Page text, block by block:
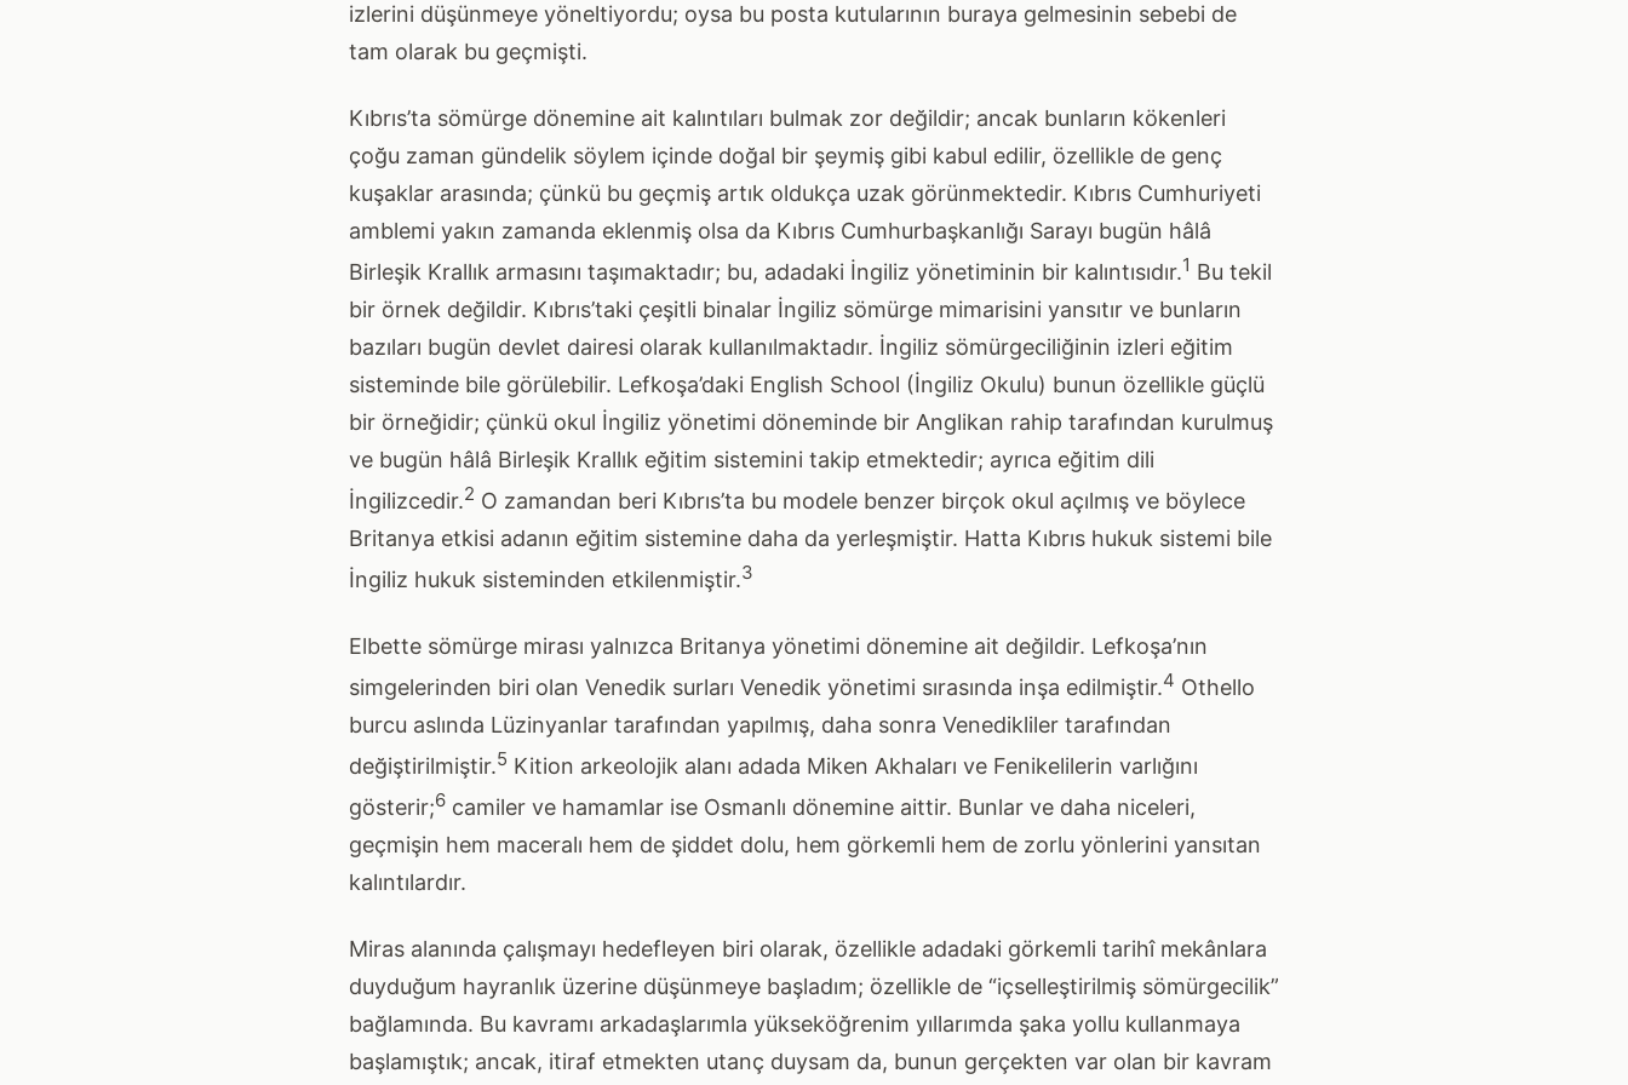
izlerini düşünmeye yöneltiyordu; oysa bu posta kutularının buraya gelmesinin sebebi de
tam olarak bu geçmişti.
Kıbrıs’ta sömürge dönemine ait kalıntıları bulmak zor değildir; ancak bunların kökenleri
çoğu zaman gündelik söylem içinde doğal bir şeymiş gibi kabul edilir, özellikle de genç
kuşaklar arasında; çünkü bu geçmiş artık oldukça uzak görünmektedir. Kıbrıs Cumhuriyeti
amblemi yakın zamanda eklenmiş olsa da Kıbrıs Cumhurbaşkanlığı Sarayı bugün hâlâ
Birleşik Krallık armasını taşımaktadır; bu, adadaki İngiliz yönetiminin bir kalıntısıdır.1 Bu tekil
bir örnek değildir. Kıbrıs’taki çeşitli binalar İngiliz sömürge mimarisini yansıtır ve bunların
bazıları bugün devlet dairesi olarak kullanılmaktadır. İngiliz sömürgeciliğinin izleri eğitim
sisteminde bile görülebilir. Lefkoşa’daki English School (İngiliz Okulu) bunun özellikle güçlü
bir örneğidir; çünkü okul İngiliz yönetimi döneminde bir Anglikan rahip tarafından kurulmuş
ve bugün hâlâ Birleşik Krallık eğitim sistemini takip etmektedir; ayrıca eğitim dili
İngilizcedir.2 O zamandan beri Kıbrıs’ta bu modele benzer birçok okul açılmış ve böylece
Britanya etkisi adanın eğitim sistemine daha da yerleşmiştir. Hatta Kıbrıs hukuk sistemi bile
İngiliz hukuk sisteminden etkilenmiştir.3
Elbette sömürge mirası yalnızca Britanya yönetimi dönemine ait değildir. Lefkoşa’nın
simgelerinden biri olan Venedik surları Venedik yönetimi sırasında inşa edilmiştir.4 Othello
burcu aslında Lüzinyanlar tarafından yapılmış, daha sonra Venedikliler tarafından
değiştirilmiştir.5 Kition arkeolojik alanı adada Miken Akhaları ve Fenikelilerin varlığını
gösterir;6 camiler ve hamamlar ise Osmanlı dönemine aittir. Bunlar ve daha niceleri,
geçmişin hem maceralı hem de şiddet dolu, hem görkemli hem de zorlu yönlerini yansıtan
kalıntılardır.
Miras alanında çalışmayı hedefleyen biri olarak, özellikle adadaki görkemli tarihî mekânlara
duyduğum hayranlık üzerine düşünmeye başladım; özellikle de “içselleştirilmiş sömürgecilik”
bağlamında. Bu kavramı arkadaşlarımla yükseköğrenim yıllarımda şaka yollu kullanmaya
başlamıştık; ancak, itiraf etmekten utanç duysam da, bunun gerçekten var olan bir kavram